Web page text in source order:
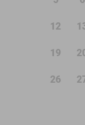
12
19
26